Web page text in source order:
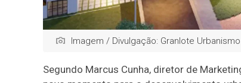
Imagem / Divulgação: Granlote Urbanismo
Segundo Marcus Cunha, diretor de